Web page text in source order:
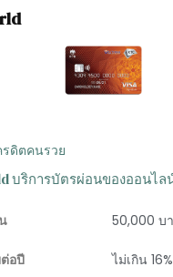
รดิตคนรวย
บริการบัตรผ่อนของออนไล
50,000 บ
อปี ไม่เกิน